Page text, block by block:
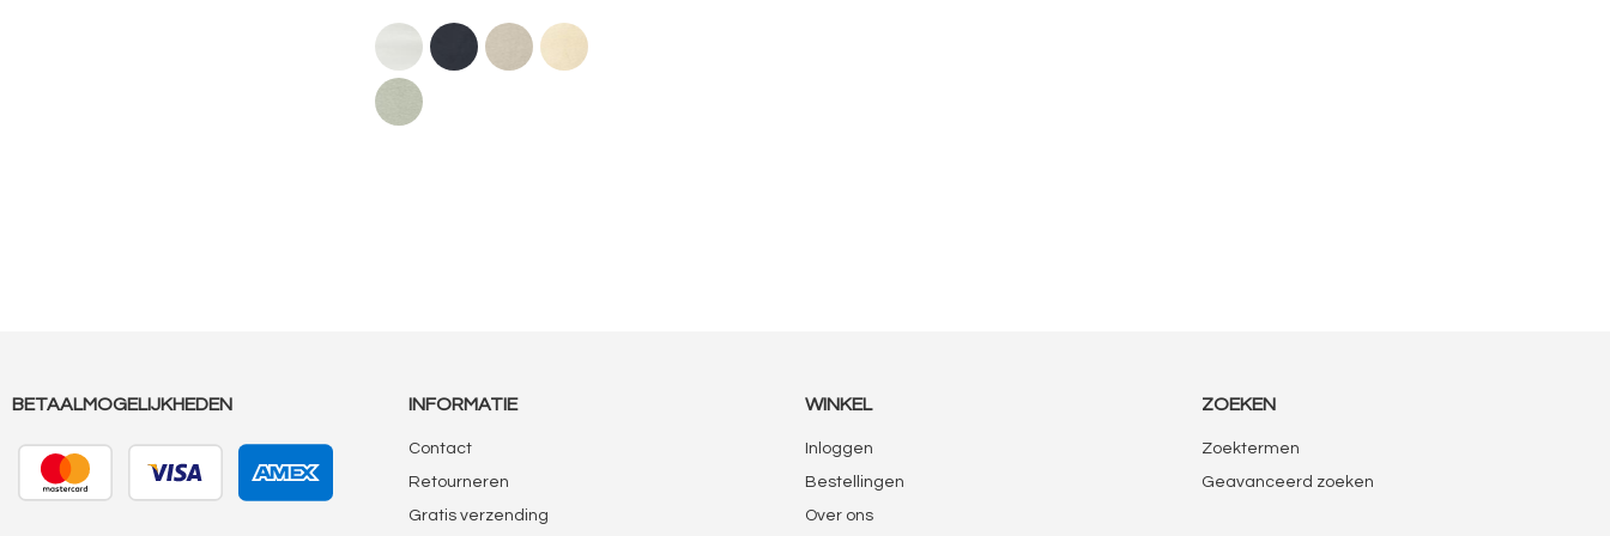
BETAALMOGELIJKHEDEN INFORMATIE
Contact
Retourneren
Gratis verzending
WINKEL
Inloggen
Bestellingen
Over ons
ZOEKEN
Zoektermen
Geavanceerd zoeken